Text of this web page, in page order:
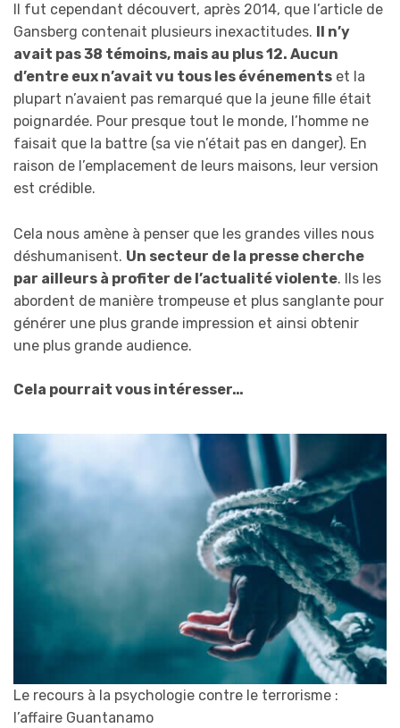
Il fut cependant découvert, après 2014, que l’article de
Gansberg contenait plusieurs inexactitudes.
Il n’y
avait pas 38 témoins, mais au plus 12. Aucun
d’entre eux n’avait vu tous les événements et la
plupart n’avaient pas remarqué que la jeune fille était
poignardée. Pour presque tout le monde, l’homme ne
faisait que la battre (sa vie n’était pas en danger). En
raison de l’emplacement de leurs maisons, leur version
est crédible.
Cela nous amène à penser que les grandes villes nous
déshumanisent. Un secteur de la presse cherche
par ailleurs à profiter de l’actualité violente. Ils les
abordent de manière trompeuse et plus sanglante pour
générer une plus grande impression et ainsi obtenir
une plus grande audience.
Cela pourrait vous intéresser…
Le recours à la psychologie contre le terrorisme :
l’affaire Guantanamo